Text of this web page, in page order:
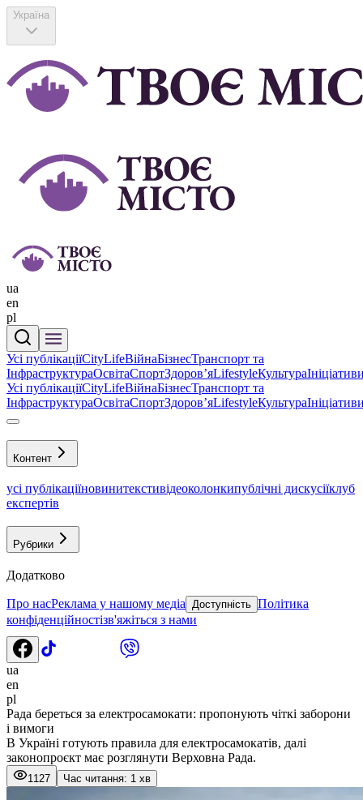
Україна
ua
en
pl
Усі публікаціїCityLifeВійнаБізнесТранспорт та
ІнфраструктураОсвітаСпортЗдоровʼяLifestyleКультура
Усі публікаціїCityLifeВійнаБізнесТранспорт та
ІнфраструктураОсвітаСпортЗдоровʼяLifestyleКультура
Контент
усі публікаціїновинитекстивідеоколонкипублічні дискусіїклуб
експертів
Рубрики
Додатково
Про насРеклама у нашому медіа Доступність Політика
конфіденційностізв'яжіться з нами
ua
en
pl
Рада береться за електросамокати: пропонують чіткі заборони
і вимоги
В Україні готують правила для електросамокатів, далі
законопроєкт має розглянути Верховна Рада.
1127 Час читання: 1 хв